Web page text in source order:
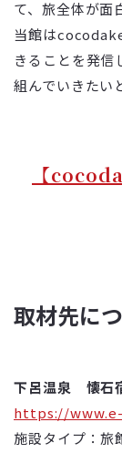
て、旅全体が面
当館は
きることを発信
組んでいきたい
【
取材先に
下呂温泉 懐石
https://
施設タイプ：旅